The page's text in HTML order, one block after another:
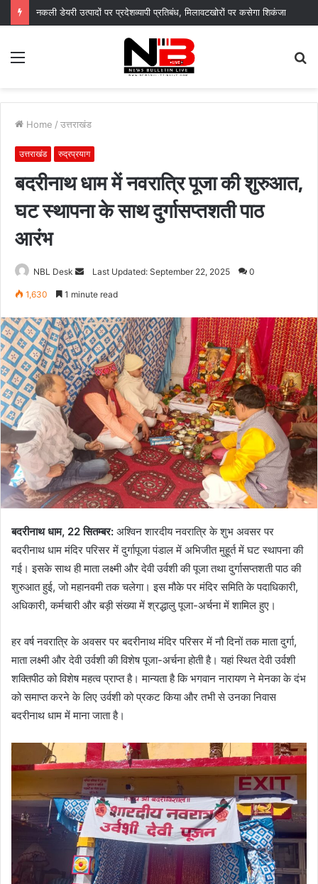
नगर आयुक्त के निर्देशों पर नगर निगम द्वारा सचिवालय परिसर में सब्जी पौधों का वितरण, “स्वच्छ दून–हरित दून” का दिया संदेश
Menu
Home / उत्तराखंड
उत्तराखंड रुद्रप्रयाग
बदरीनाथ धाम में नवरात्रि पूजा की शुरुआत,
घट स्थापना के साथ दुर्गासप्तशती पाठ
आरंभ
NBL Desk
SendLast Updated: September 22, 2025 0
1,630 1 minute read
बदरीनाथ धाम, 22 सितम्बर: अश्विन शारदीय नवरात्रि के शुभ अवसर पर
बदरीनाथ धाम मंदिर परिसर में दुर्गापूजा पंडाल में अभिजीत मुहूर्त में घट स्थापना की
गई। इसके साथ ही माता लक्ष्मी और देवी उर्वशी की पूजा तथा दुर्गासप्तशती पाठ की
शुरुआत हुई, जो महानवमी तक चलेगा। इस मौके पर मंदिर समिति के पदाधिकारी,
अधिकारी, कर्मचारी और बड़ी संख्या में श्रद्धालु पूजा-अर्चना में शामिल हुए।
हर वर्ष नवरात्रि के अवसर पर बदरीनाथ मंदिर परिसर में नौ दिनों तक माता दुर्गा,
माता लक्ष्मी और देवी उर्वशी की विशेष पूजा-अर्चना होती है। यहां स्थित देवी उर्वशी
शक्तिपीठ को विशेष महत्व प्राप्त है। मान्यता है कि भगवान नारायण ने मेनका के दंभ
को समाप्त करने के लिए उर्वशी को प्रकट किया और तभी से उनका निवास
बदरीनाथ धाम में माना जाता है।